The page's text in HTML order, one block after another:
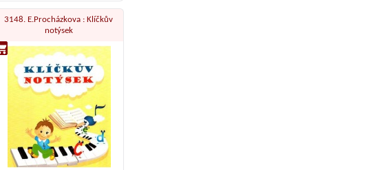
3148. E.Procházkova : Klíčkův
notýsek